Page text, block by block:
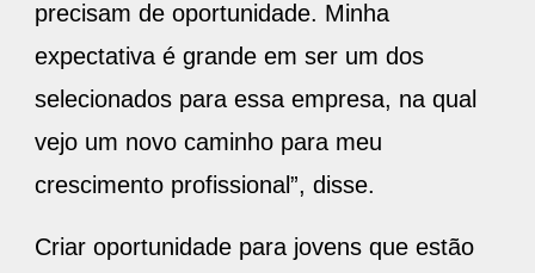
expectativa é grande em ser um dos
selecionados para essa empresa, na qual
vejo um novo caminho para meu
crescimento profissional”, disse.
em busca de emprego é um dos objetivos